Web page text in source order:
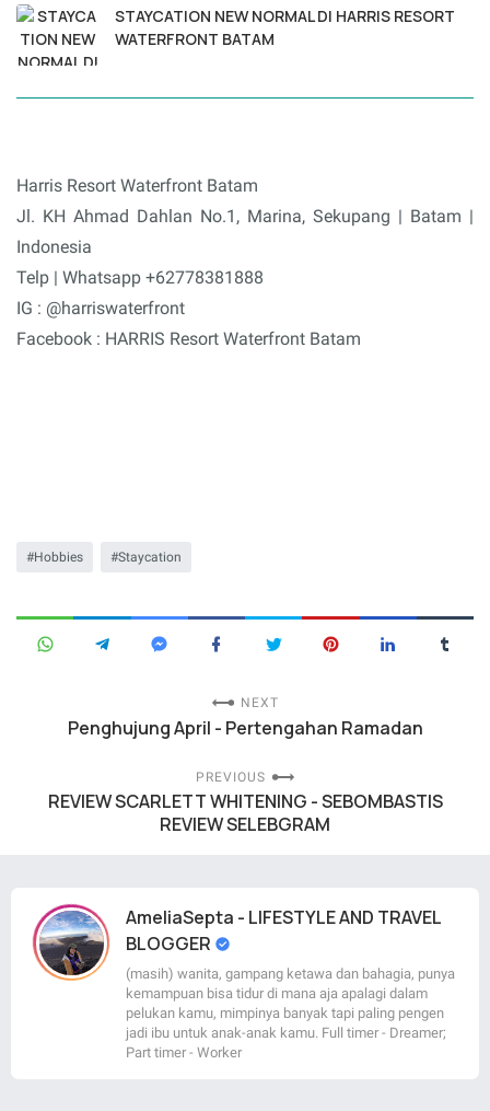
STAYCATION NEW NORMAL DI HARRIS RESORT
WATERFRONT BATAM
Harris Resort Waterfront Batam
Jl. KH Ahmad Dahlan No.1, Marina, Sekupang | Batam |
Indonesia
Telp | Whatsapp +62778381888
IG : @harriswaterfront
Facebook : HARRIS Resort Waterfront Batam
Hobbies Staycation
NEXT
Penghujung April - Pertengahan Ramadan
PREVIOUS
REVIEW SCARLETT WHITENING - SEBOMBASTIS
REVIEW SELEBGRAM
AmeliaSepta - LIFESTYLE AND TRAVEL
BLOGGER
(masih) wanita, gampang ketawa dan bahagia, punya
kemampuan bisa tidur di mana aja apalagi dalam
pelukan kamu, mimpinya banyak tapi paling pengen
jadi ibu untuk anak-anak kamu. Full timer - Dreamer;
Part timer - Worker